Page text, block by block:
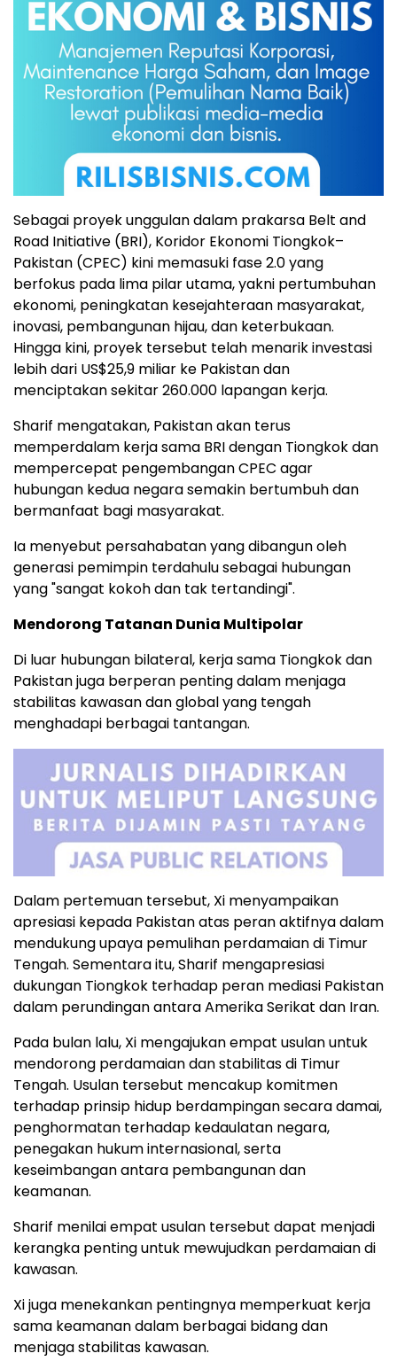
Sebagai proyek unggulan dalam prakarsa Belt and
Road Initiative (BRI), Koridor Ekonomi Tiongkok–
Pakistan (CPEC) kini memasuki fase 2.0 yang
berfokus pada lima pilar utama, yakni pertumbuhan
ekonomi, peningkatan kesejahteraan masyarakat,
inovasi, pembangunan hijau, dan keterbukaan.
Hingga kini, proyek tersebut telah menarik investasi
lebih dari US$25,9 miliar ke Pakistan dan
menciptakan sekitar 260.000 lapangan kerja.
Sharif mengatakan, Pakistan akan terus
memperdalam kerja sama BRI dengan Tiongkok dan
mempercepat pengembangan CPEC agar
hubungan kedua negara semakin bertumbuh dan
bermanfaat bagi masyarakat.
Ia menyebut persahabatan yang dibangun oleh
generasi pemimpin terdahulu sebagai hubungan
yang "sangat kokoh dan tak tertandingi".
Mendorong Tatanan Dunia Multipolar
Di luar hubungan bilateral, kerja sama Tiongkok dan
Pakistan juga berperan penting dalam menjaga
stabilitas kawasan dan global yang tengah
menghadapi berbagai tantangan.
Dalam pertemuan tersebut, Xi menyampaikan
apresiasi kepada Pakistan atas peran aktifnya dalam
mendukung upaya pemulihan perdamaian di Timur
Tengah. Sementara itu, Sharif mengapresiasi
dukungan Tiongkok terhadap peran mediasi Pakistan
dalam perundingan antara Amerika Serikat dan Iran.
Pada bulan lalu, Xi mengajukan empat usulan untuk
mendorong perdamaian dan stabilitas di Timur
Tengah. Usulan tersebut mencakup komitmen
terhadap prinsip hidup berdampingan secara damai,
penghormatan terhadap kedaulatan negara,
penegakan hukum internasional, serta
keseimbangan antara pembangunan dan
keamanan.
Sharif menilai empat usulan tersebut dapat menjadi
kerangka penting untuk mewujudkan perdamaian di
kawasan.
Xi juga menekankan pentingnya memperkuat kerja
sama keamanan dalam berbagai bidang dan
menjaga stabilitas kawasan.